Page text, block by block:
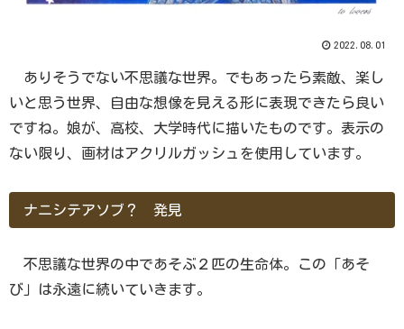
2022.08.01
ありそうでない不思議な世界。でもあったら素敵、楽し
いと思う世界、自由な想像を見える形に表現できたら良い
ですね。娘が、高校、大学時代に描いたものです。表示の
ない限り、画材はアクリルガッシュを使用しています。
ナニシテアソブ？ 発見
不思議な世界の中であそぶ２匹の生命体。この「あそ
び」は永遠に続いていきます。